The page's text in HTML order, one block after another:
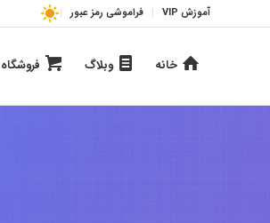
آموزش VIP فراموشی رمز عبور
خانه وبلاگ فروشگاه